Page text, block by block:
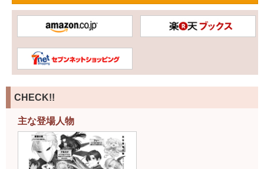
CHECK!!
主な登場人物